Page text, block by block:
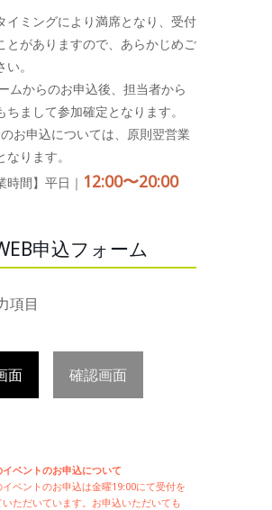
イミングにより満席となり、受付
とがありますので、あらかじめご
。
ムからのお申込後、担当者から
ちまして参加確定となります。
お申込については、原則翌営業
なります。
時間】平日｜ 12:00〜20:00
申込フォーム
項目
面 確認画面
ベントのお申込について
イベントのお申込は金曜19:00にて受付を
ただいています。お申込いただいても